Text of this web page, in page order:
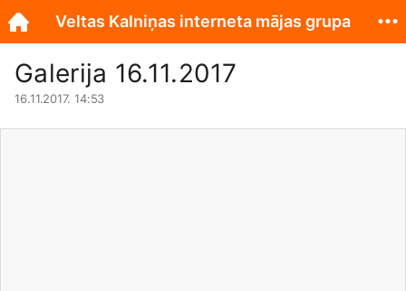
Galerija 16.11.2017
16.11.2017. 14:53
Veltas Kalniņas interneta mājas grupa